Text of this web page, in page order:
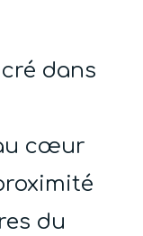
dans
cœur
du